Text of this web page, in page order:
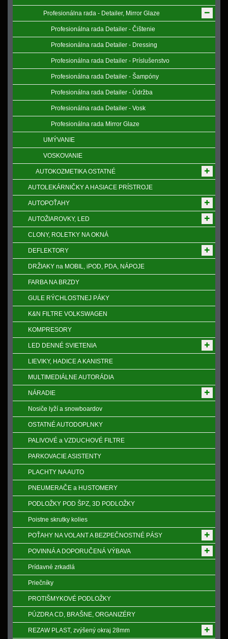
Profesionálna rada - Detailer, Mirror Glaze
Profesionálna rada Detailer - Čištenie
Profesionálna rada Detailer - Dressing
Profesionálna rada Detailer - Príslušenstvo
Profesionálna rada Detailer - Šampóny
Profesionálna rada Detailer - Údržba
Profesionálna rada Detailer - Vosk
Profesionálna rada Mirror Glaze
UMÝVANIE
VOSKOVANIE
AUTOKOZMETIKA OSTATNÉ
AUTOLEKÁRNIČKY A HASIACE PRÍSTROJE
AUTOPOŤAHY
AUTOŽIAROVKY, LED
CLONY, ROLETKY NA OKNÁ
DEFLEKTORY
DRŽIAKY na MOBIL, iPOD, PDA, NÁPOJE
FARBA NA BRZDY
GULE RÝCHLOSTNEJ PÁKY
K&N FILTRE VOLKSWAGEN
KOMPRESORY
LED DENNÉ SVIETENIA
LIEVIKY, HADICE A KANISTRE
MULTIMEDIÁLNE AUTORÁDIA
NÁRADIE
Nosiče lyží a snowboardov
OSTATNÉ AUTODOPLNKY
PALIVOVÉ a VZDUCHOVÉ FILTRE
PARKOVACIE ASISTENTY
PLACHTY NA AUTO
PNEUMERAČE a HUSTOMERY
PODLOŽKY POD ŠPZ, 3D PODLOŽKY
Poistne skrutky kolies
POŤAHY NA VOLANT A BEZPEČNOSTNÉ PÁSY
POVINNÁ A DOPORUČENÁ VÝBAVA
Prídavné zrkadlá
Priečníky
PROTIŠMYKOVÉ PODLOŽKY
PÚZDRA CD, BRAŠNE, ORGANIZÉRY
REZAW PLAST, zvýšený okraj 28mm